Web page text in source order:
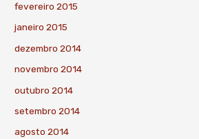
fevereiro 2015
janeiro 2015
dezembro 2014
novembro 2014
outubro 2014
setembro 2014
agosto 2014